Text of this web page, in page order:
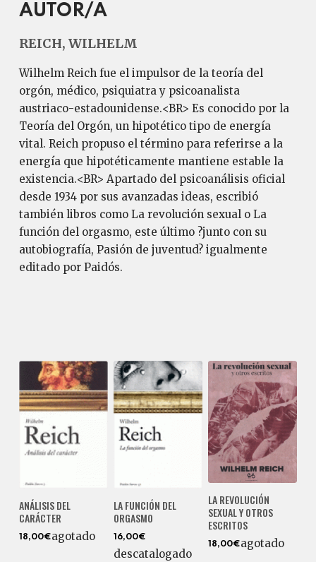
AUTOR/A
REICH, WILHELM
Wilhelm Reich fue el impulsor de la teoría del
orgón, médico, psiquiatra y psicoanalista
austriaco-estadounidense.<BR> Es conocido por la
Teoría del Orgón, un hipotético tipo de energía
vital. Reich propuso el término para referirse a la
energía que hipotéticamente mantiene estable la
existencia.<BR> Apartado del psicoanálisis oficial
desde 1934 por sus avanzadas ideas, escribió
también libros como La revolución sexual o La
función del orgasmo, este último ?junto con su
autobiografía, Pasión de juventud? igualmente
editado por Paidós.
ANÁLISIS DEL
CARÁCTER
18,00€agotado
LA FUNCIÓN DEL
ORGASMO
16,00€
descatalogado
LA REVOLUCIÓN
SEXUAL Y OTROS
ESCRITOS
18,00€agotado